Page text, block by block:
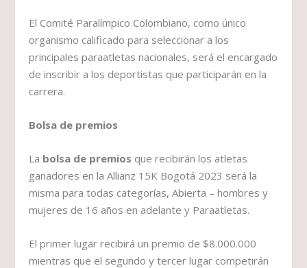
El Comité Paralímpico Colombiano, como único
organismo calificado para seleccionar a los
principales paraatletas nacionales, será el encargado
de inscribir a los deportistas que participarán en la
carrera.
Bolsa de premios
La bolsa de premios que recibirán los atletas
ganadores en la Allianz 15K Bogotá 2023 será la
misma para todas categorías, Abierta – hombres y
mujeres de 16 años en adelante y Paraatletas.
El primer lugar recibirá un premio de $8.000.000
mientras que el segundo y tercer lugar competirán